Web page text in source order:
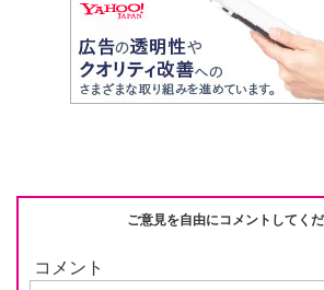
ご意見を自由にコメントしてくだ